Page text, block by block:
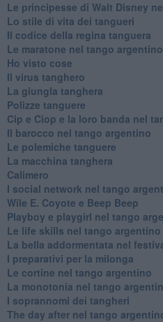
Le principesse di Walt Disney
Lo stile di vita dei tangueri
Il codice della regina tanguera
Le maratone nel tango argentino
Ho visto cose
Il virus tanghero
La giungla tanghera
Polizze tanguere
Cip e Ciop e la loro banda nel
Il barocco nel tango argentino
Le polemiche tanguere
La macchina tanghera
Calimero
​I social network nel tango
Wile E. Coyote e Beep Beep
Playboy e playgirl nel tango
Le life skills nel tango argentino
La bella addormentata nel
I preparativi per la milonga
Le cortine nel tango argentino
La monotonia nel tango
I soprannomi dei tangheri
The day after nel tango